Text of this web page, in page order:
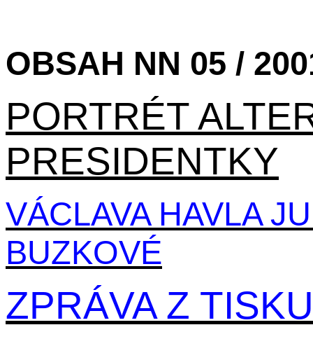
OBSAH NN 05 /
PORTRÉT
PRESIDENTKY
VÁCLAVA HAVLA
BUZKOVÉ
ZPRÁVA Z